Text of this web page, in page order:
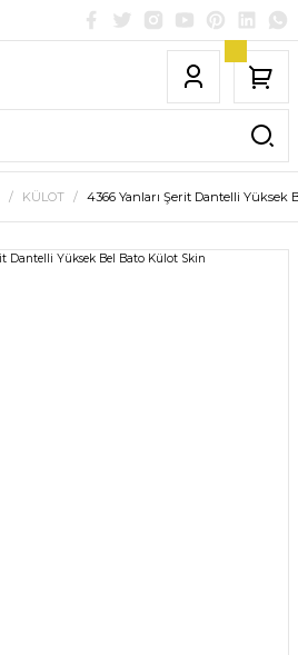
KÜLOT 4366 Yanları Şerit Dantelli Yüksek